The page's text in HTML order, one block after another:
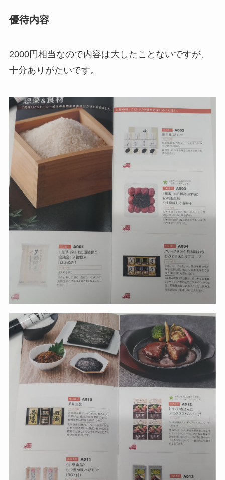
優待内容
2000円相当なので内容は大したことないですが、
十分ありがたいです。